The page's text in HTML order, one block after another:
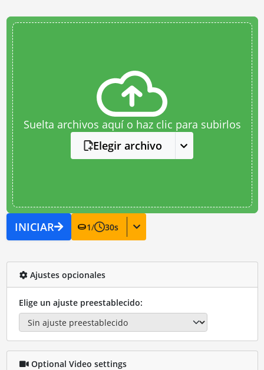
Suelta archivos aquí o haz clic para subirlos
Elegir archivo
INICIAR 1/ 30s
Ajustes opcionales
Elige un ajuste preestablecido:
Optional Video settings